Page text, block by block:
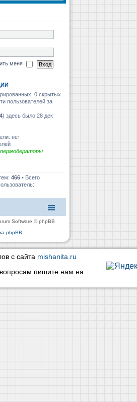
меня
0 скрытых
пользователей за
) здесь было 28 дек
нет
466 • Всего
Software © phpBB
phpBB
с сайта mishanita.ru
пишите нам на